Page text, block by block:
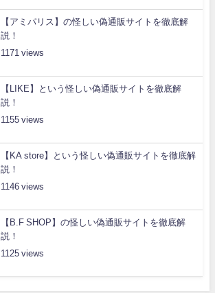
【アミパリス】の怪しい偽通販サイトを徹底解
説！
1171
【LIKE】という怪しい偽通販サイトを徹底解
説！
1155
【KA store】という怪しい偽通販サイトを徹底解
説！
1146
【B.F SHOP】の怪しい偽通販サイトを徹底解
説！
1125